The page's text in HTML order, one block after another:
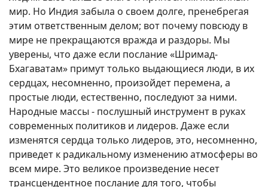
мир. Но Индия забыла о своем долге, пренебрегая
этим ответственным делом; вот почему повсюду в
мире не прекращаются вражда и раздоры. Мы
уверены, что даже если послание «Шримад-
Бхагаватам» примут только выдающиеся люди, в их
сердцах, несомненно, произойдет перемена, а
простые люди, естественно, последуют за ними.
Народные массы - послушный инструмент в руках
современных политиков и лидеров. Даже если
изменятся сердца только лидеров, это, несомненно,
приведет к радикальному изменению атмосферы во
всем мире. Это великое произведение несет
трансцендентное послание для того, чтобы